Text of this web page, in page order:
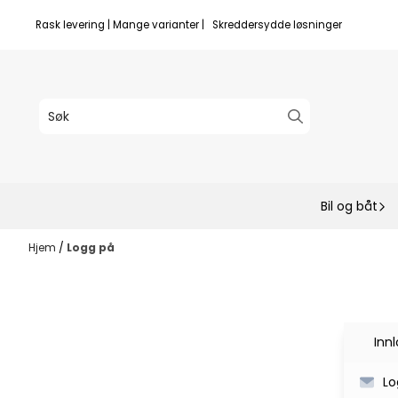
Rask levering | Mange varianter | Skreddersydde løsninger
Bil og båt
Hjem / Logg på